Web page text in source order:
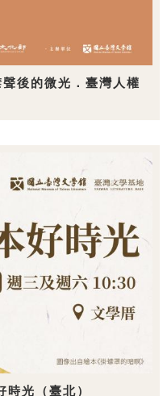
後的微光．臺灣人權
時光（臺北）